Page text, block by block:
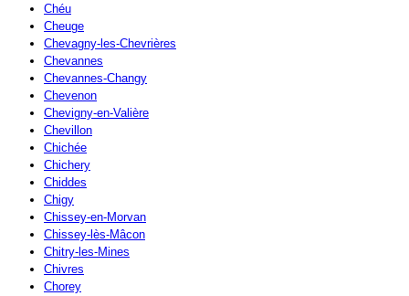
Chéu
Cheuge
Chevagny-les-Chevrières
Chevannes
Chevannes-Changy
Chevenon
Chevigny-en-Valière
Chevillon
Chichée
Chichery
Chiddes
Chigy
Chissey-en-Morvan
Chissey-lès-Mâcon
Chitry-les-Mines
Chivres
Chorey